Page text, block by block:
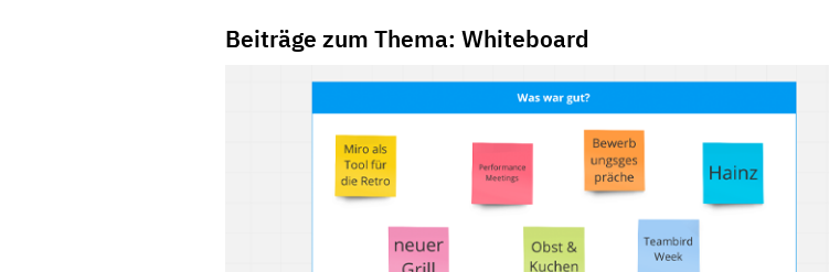
Beiträge zum Thema: Whiteboard